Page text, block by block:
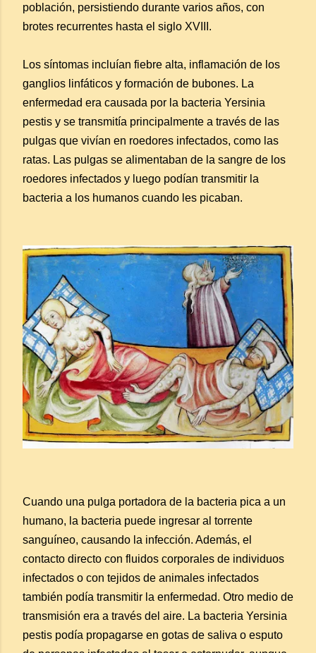
población, persistiendo durante varios años, con
brotes recurrentes hasta el siglo XVIII.
Los síntomas incluían fiebre alta, inflamación de los
ganglios linfáticos y formación de bubones. La
enfermedad era causada por la bacteria Yersinia
pestis y se transmitía principalmente a través de las
pulgas que vivían en roedores infectados, como las
ratas. Las pulgas se alimentaban de la sangre de los
roedores infectados y luego podían transmitir la
bacteria a los humanos cuando les picaban.
Cuando una pulga portadora de la bacteria pica a un
humano, la bacteria puede ingresar al torrente
sanguíneo, causando la infección. Además, el
contacto directo con fluidos corporales de individuos
infectados o con tejidos de animales infectados
también podía transmitir la enfermedad. Otro medio de
transmisión era a través del aire. La bacteria Yersinia
pestis podía propagarse en gotas de saliva o esputo